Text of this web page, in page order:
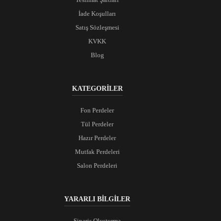
İade Koşulları
Satış Sözleşmesi
KVKK
Blog
KATEGORİLER
Fon Perdeler
Tül Perdeler
Hazır Perdeler
Mutfak Perdeleri
Salon Perdeleri
YARARLI BİLGİLER